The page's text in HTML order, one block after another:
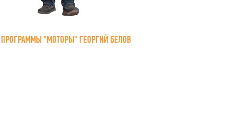
"МОТОРЫ" ГЕОРГИЙ БЕЛОВ